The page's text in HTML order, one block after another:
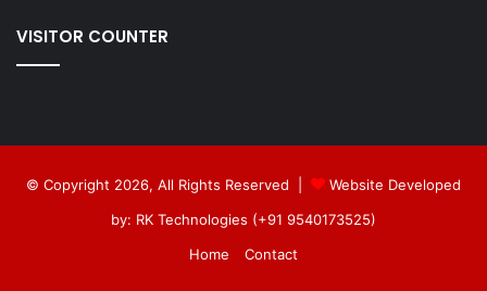
VISITOR COUNTER
© Copyright 2026, All Rights Reserved |
Website Developed
by: RK Technologies (+91 9540173525)
Home
Contact